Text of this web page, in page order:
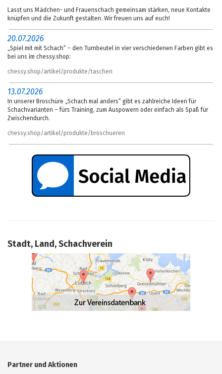
Lasst uns Mädchen- und Frauenschach gemeinsam stärken, neue Kontakte
knüpfen und die Zukunft gestalten. Wir freuen uns auf euch!
20.07.2026
„Spiel mit mit Schach“ – den Turnbeutel in vier verschiedenen Farben gibt es
bei uns im chessy.shop:
chessy.shop/artikel/produkte/taschen
13.07.2026
In unserer Broschüre „Schach mal anders“ gibt es zahlreiche Ideen für
Schachvarianten – fürs Training, zum Auspowern oder einfach als Spaß für
Zwischendurch.
chessy.shop/artikel/produkte/broschueren
Stadt, Land, Schachverein
Partner und Aktionen